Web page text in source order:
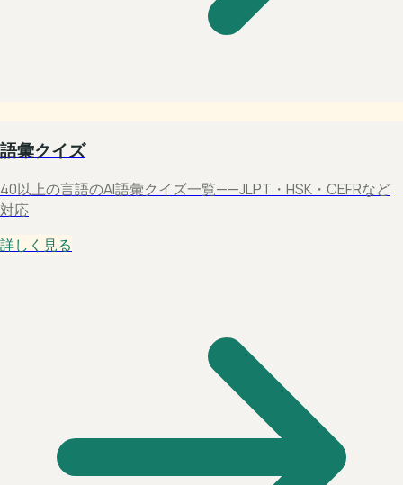
語彙クイズ
40以上の言語のAI語彙クイズ一覧——JLPT・HSK・CEFRなど
対応
詳しく見る